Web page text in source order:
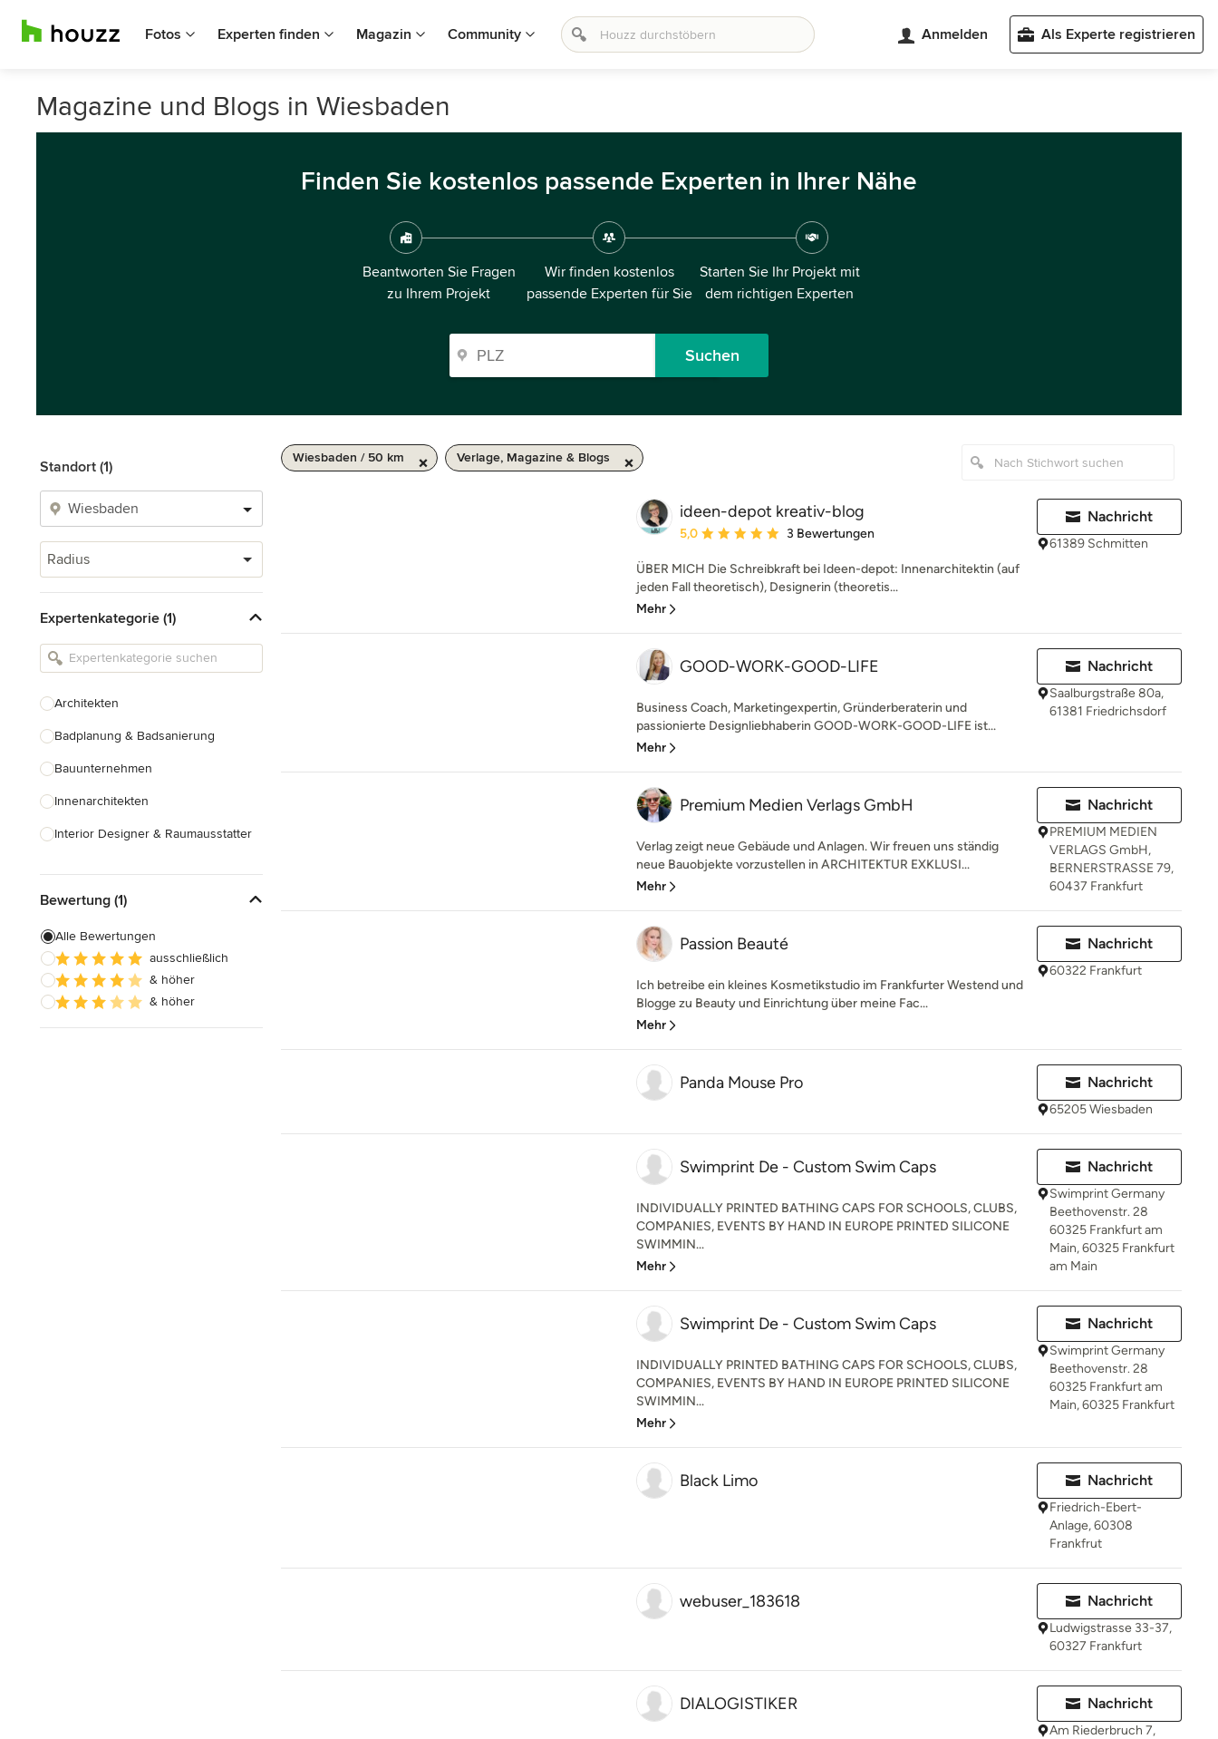
Fotos Experten finden Magazin Community Anmelden Als Experte registrieren
Magazine und Blogs in Wiesbaden
Finden Sie kostenlos passende Experten in Ihrer Nähe
Beantworten Sie Fragen
zu Ihrem Projekt
Wir finden kostenlos
passende Experten für Sie
Starten Sie Ihr Projekt mit
dem richtigen Experten
Suchen
Standort (1)
Radius
Expertenkategorie (1)
Architekten
Badplanung & Badsanierung
Bauunternehmen
Innenarchitekten
Interior Designer & Raumausstatter
Landschaftsarchitekten
Armaturen & Sanitärbedarf
Beleuchtung
Einbauschränke
Bewertung (1)
Alle Bewertungen
ausschließlich
& höher
& höher
Wiesbaden / 50 km Verlage, Magazine & Blogs
ideen-depot kreativ-blog
Durchschnittliche Bewertung: 5 von 5 Sternen
5,0 3 Bewertungen
ÜBER MICH Die Schreibkraft bei Ideen-depot: Innenarchitektin (auf
jeden Fall theoretisch), Designerin (theoretis...
Mehr
Nachricht
61389 Schmitten
GOOD-WORK-GOOD-LIFE
Business Coach, Marketingexpertin, Gründerberaterin und
passionierte Designliebhaberin GOOD-WORK-GOOD-LIFE ist...
Mehr
Nachricht
Saalburgstraße 80a,
61381 Friedrichsdorf
Premium Medien Verlags GmbH
Verlag zeigt neue Gebäude und Anlagen. Wir freuen uns ständig
neue Bauobjekte vorzustellen in ARCHITEKTUR EXKLUSI...
Mehr
Nachricht
PREMIUM MEDIEN
VERLAGS GmbH,
BERNERSTRASSE 79,
60437 Frankfurt
Passion Beauté
Ich betreibe ein kleines Kosmetikstudio im Frankfurter Westend und
Blogge zu Beauty und Einrichtung über meine Fac...
Mehr
Nachricht
60322 Frankfurt
Panda Mouse Pro Nachricht
65205 Wiesbaden
Swimprint De - Custom Swim Caps
INDIVIDUALLY PRINTED BATHING CAPS FOR SCHOOLS, CLUBS,
COMPANIES, EVENTS BY HAND IN EUROPE PRINTED SILICONE
SWIMMIN...
Mehr
Nachricht
Swimprint Germany
Beethovenstr. 28
60325 Frankfurt am
Main, 60325 Frankfurt
am Main
Swimprint De - Custom Swim Caps
INDIVIDUALLY PRINTED BATHING CAPS FOR SCHOOLS, CLUBS,
COMPANIES, EVENTS BY HAND IN EUROPE PRINTED SILICONE
SWIMMIN...
Mehr
Nachricht
Swimprint Germany
Beethovenstr. 28
60325 Frankfurt am
Main, 60325 Frankfurt
Black Limo Nachricht
Friedrich-Ebert-
Anlage, 60308
Frankfrut
webuser_183618 Nachricht
Ludwigstrasse 33-37,
60327 Frankfurt
DIALOGISTIKER Nachricht
Am Riederbruch 7,